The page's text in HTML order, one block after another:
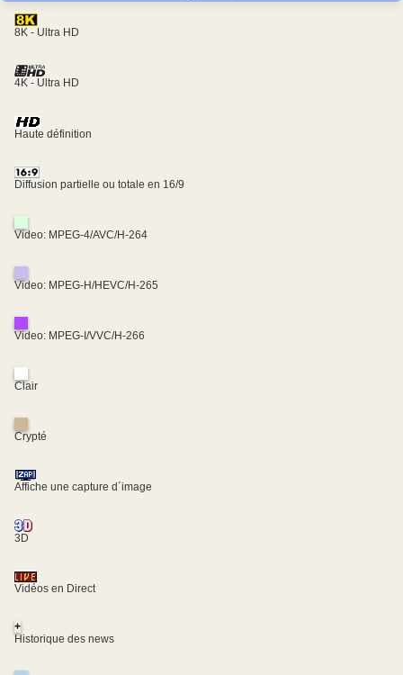
8K - Ultra HD
4K - Ultra HD
Haute définition
Diffusion partielle ou totale en 16/9
Video: MPEG-4/AVC/H-264
Video: MPEG-H/HEVC/H-265
Video: MPEG-I/VVC/H-266
Clair
Crypté
Affiche une capture d´image
3D
Vidéos en Direct
+
Historique des news